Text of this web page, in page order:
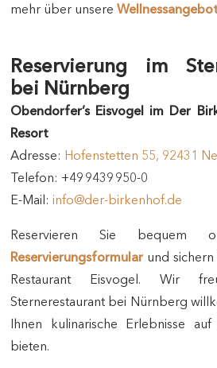
mehr über unsere
Reservierung im
bei Nürnberg
Obendorfer’s Eisvogel im Der
Resort
Adresse: Hofenstetten 55, 92431
Telefon: +49 9439 950-0
E-Mail: info@der-birkenhof.de
Reservieren Sie bequem
Reservierungsformular und
Restaurant Eisvogel. Wir
Sternerestaurant bei Nürnberg
Ihnen kulinarische Erlebnisse
bieten.